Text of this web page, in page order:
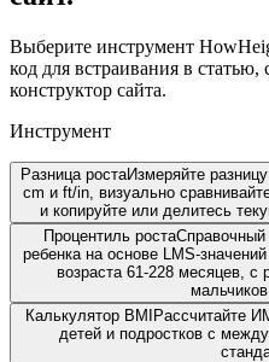
Выберите инструмент
код для встраивания в
конструктор сайта.
Инструмент
Разница ростаИзмеряйте
cm и ft/in, визуально
и копируйте или делитесь
Процентиль ростаСправочный
ребенка на основе LMS-
возраста 61-228 месяцев, с
Калькулятор BMI Рассчитайте
детей и подростков с